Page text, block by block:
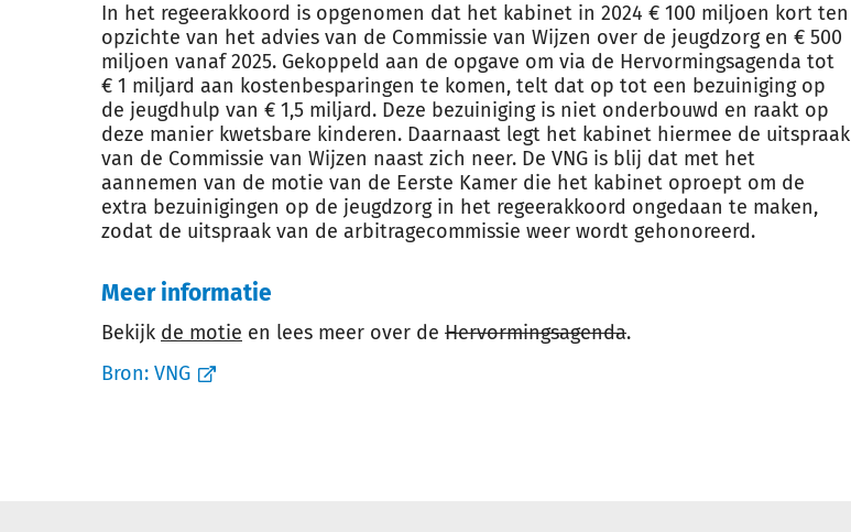
In het regeerakkoord is opgenomen dat het kabinet in 2024 € 100 miljoen kort ten
opzichte van het advies van de Commissie van Wijzen over de jeugdzorg en € 500
miljoen vanaf 2025. Gekoppeld aan de opgave om via de Hervormingsagenda tot
€ 1 miljard aan kostenbesparingen te komen, telt dat op tot een bezuiniging op
de jeugdhulp van € 1,5 miljard. Deze bezuiniging is niet onderbouwd en raakt op
deze manier kwetsbare kinderen. Daarnaast legt het kabinet hiermee de uitspraak
van de Commissie van Wijzen naast zich neer. De VNG is blij dat met het
aannemen van de motie van de Eerste Kamer die het kabinet oproept om de
extra bezuinigingen op de jeugdzorg in het regeerakkoord ongedaan te maken,
zodat de uitspraak van de arbitragecommissie weer wordt gehonoreerd.
Meer informatie
Bekijk de motie en lees meer over de Hervormingsagenda.
Bron: VNG